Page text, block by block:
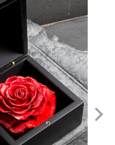
。
アレンジメント。
派フラワーギフトです。
るギフトに
の願いに応える特別な一品で
？
ちます。鮮やかな色彩は時を重ね
やがて穏やかなセピアへと移ろい
しめるのが、タイムレスローズの